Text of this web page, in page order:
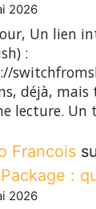
2026
Un lien
:
déjà,
lecture. Un
Francois
:
2026